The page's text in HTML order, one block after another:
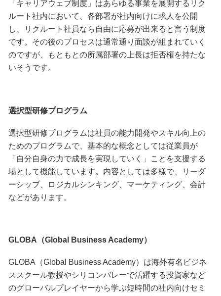
「キャリアウェブ制度」はあらゆる事業を展開するリク
ルート社内において、各部署が社内向けに求人を公開
し、リクルート社員なら自由に応募が出来ると言う制度
です。その後のプロセスは通常通り面談が組まれていく
のですが、もともとの所属部署の上長は拒否権を持たな
いそうです。
選択型研修プログラム
選択型研修プログラムは社員の能力開発やスキル向上の
ためのプログラムで、基本的な概念としては従業員が
「自分自身の力で成長を実現していく」ことを支援する
場として機能しています。内容としては多様で、リーダ
ーシップ、ロジカルシンキング、マーケティング、会計
などがあります。
GLOBA（Global Business Academy）
GLOBA（Global Business Academy）は海外有名ビジネ
ススクール教授やシリコンバレーで活躍する投資家など
のグローバルプレイヤーから学ぶ短時間の社内向けセミ